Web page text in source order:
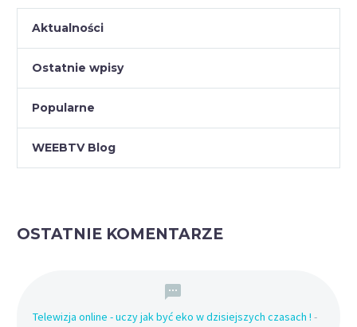
Aktualności
Ostatnie wpisy
Popularne
WEEBTV Blog
OSTATNIE KOMENTARZE
Telewizja online - uczy jak być eko w dzisiejszych czasach ! -